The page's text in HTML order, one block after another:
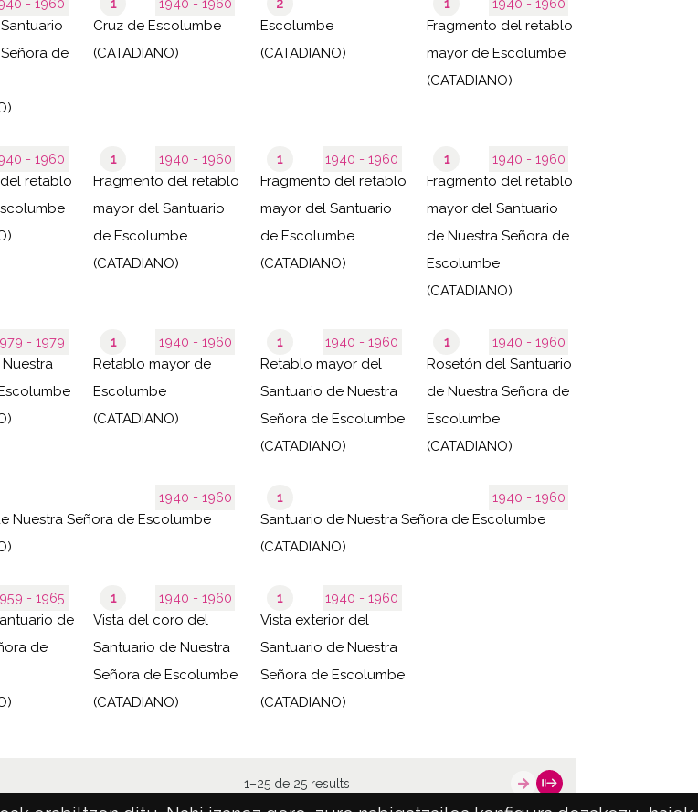
1940 - 1960
de
1940 - 1960
1
Cruz de Escolumbe
(CATADIANO)
2
Escolumbe
(CATADIANO)
1940 - 1960
1
Fragmento del retablo
mayor de Escolumbe
(CATADIANO)
1940 - 1960
retablo
1940 - 1960
1
Fragmento del retablo
mayor del Santuario
de Escolumbe
(CATADIANO)
1940 - 1960
1
Fragmento del retablo
mayor del Santuario
de Escolumbe
(CATADIANO)
1940 - 1960
1
Fragmento del retablo
mayor del Santuario
de Nuestra Señora de
Escolumbe
(CATADIANO)
1979 - 1979 1940 - 1960
1
Retablo mayor de
Escolumbe
(CATADIANO)
1940 - 1960
1
Retablo mayor del
Santuario de Nuestra
Señora de Escolumbe
(CATADIANO)
1940 - 1960
1
Rosetón del Santuario
de Nuestra Señora de
Escolumbe
(CATADIANO)
1940 - 1960
Nuestra Señora de Escolumbe
1940 - 1960
1
Santuario de Nuestra Señora de Escolumbe
(CATADIANO)
1959 - 1965
de
de
1940 - 1960
1
Vista del coro del
Santuario de Nuestra
Señora de Escolumbe
(CATADIANO)
1940 - 1960
1
Vista exterior del
Santuario de Nuestra
Señora de Escolumbe
(CATADIANO)
1–25 de 25 results